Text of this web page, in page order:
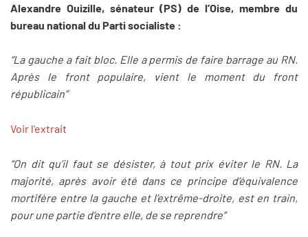
Alexandre Ouizille, sénateur (PS) de l’Oise, membre du
bureau national du Parti socialiste :
“La gauche a fait bloc. Elle a permis de faire barrage au RN.
Après le front populaire, vient le moment du front
républicain”
Voir l'extrait
“On dit qu’il faut se désister, à tout prix éviter le RN. La
majorité, après avoir été dans ce principe d’équivalence
mortifère entre la gauche et l’extrême-droite, est en train,
pour une partie d’entre elle, de se reprendre”